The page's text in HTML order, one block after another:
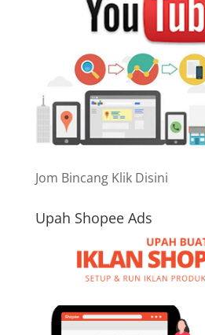
Jom Bincang Klik Disini
Upah Shopee Ads